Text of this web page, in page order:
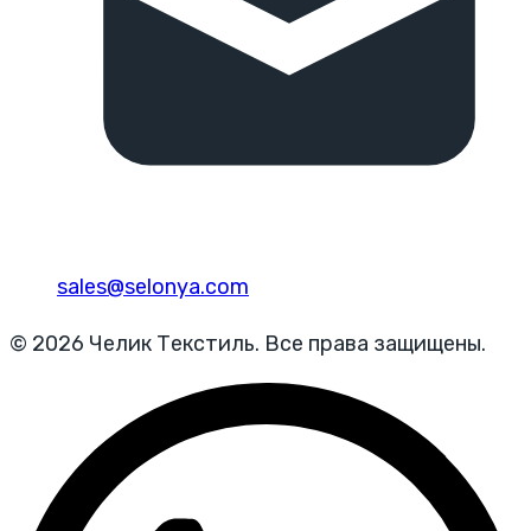
sales@selonya.com
© 2026 Челик Текстиль. Все права защищены.